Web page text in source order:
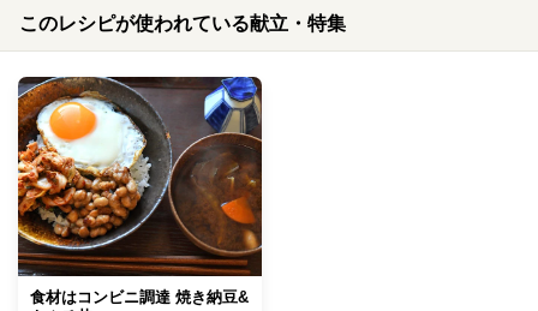
このレシピが使われている献立・特集
食材はコンビニ調達 焼き納豆&